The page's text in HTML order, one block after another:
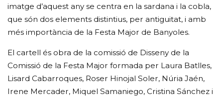
imatge d’aquest any se centra en la sardana i la cobla,
que són dos elements distintius, per antiguitat, i amb
més importància de la Festa Major de Banyoles.
El cartell és obra de la comissió de Disseny de la
Comissió de la Festa Major formada per Laura Batlles,
Lisard Cabarroques, Roser Hinojal Soler, Núria Jaén,
Irene Mercader, Miquel Samaniego, Cristina Sánchez i